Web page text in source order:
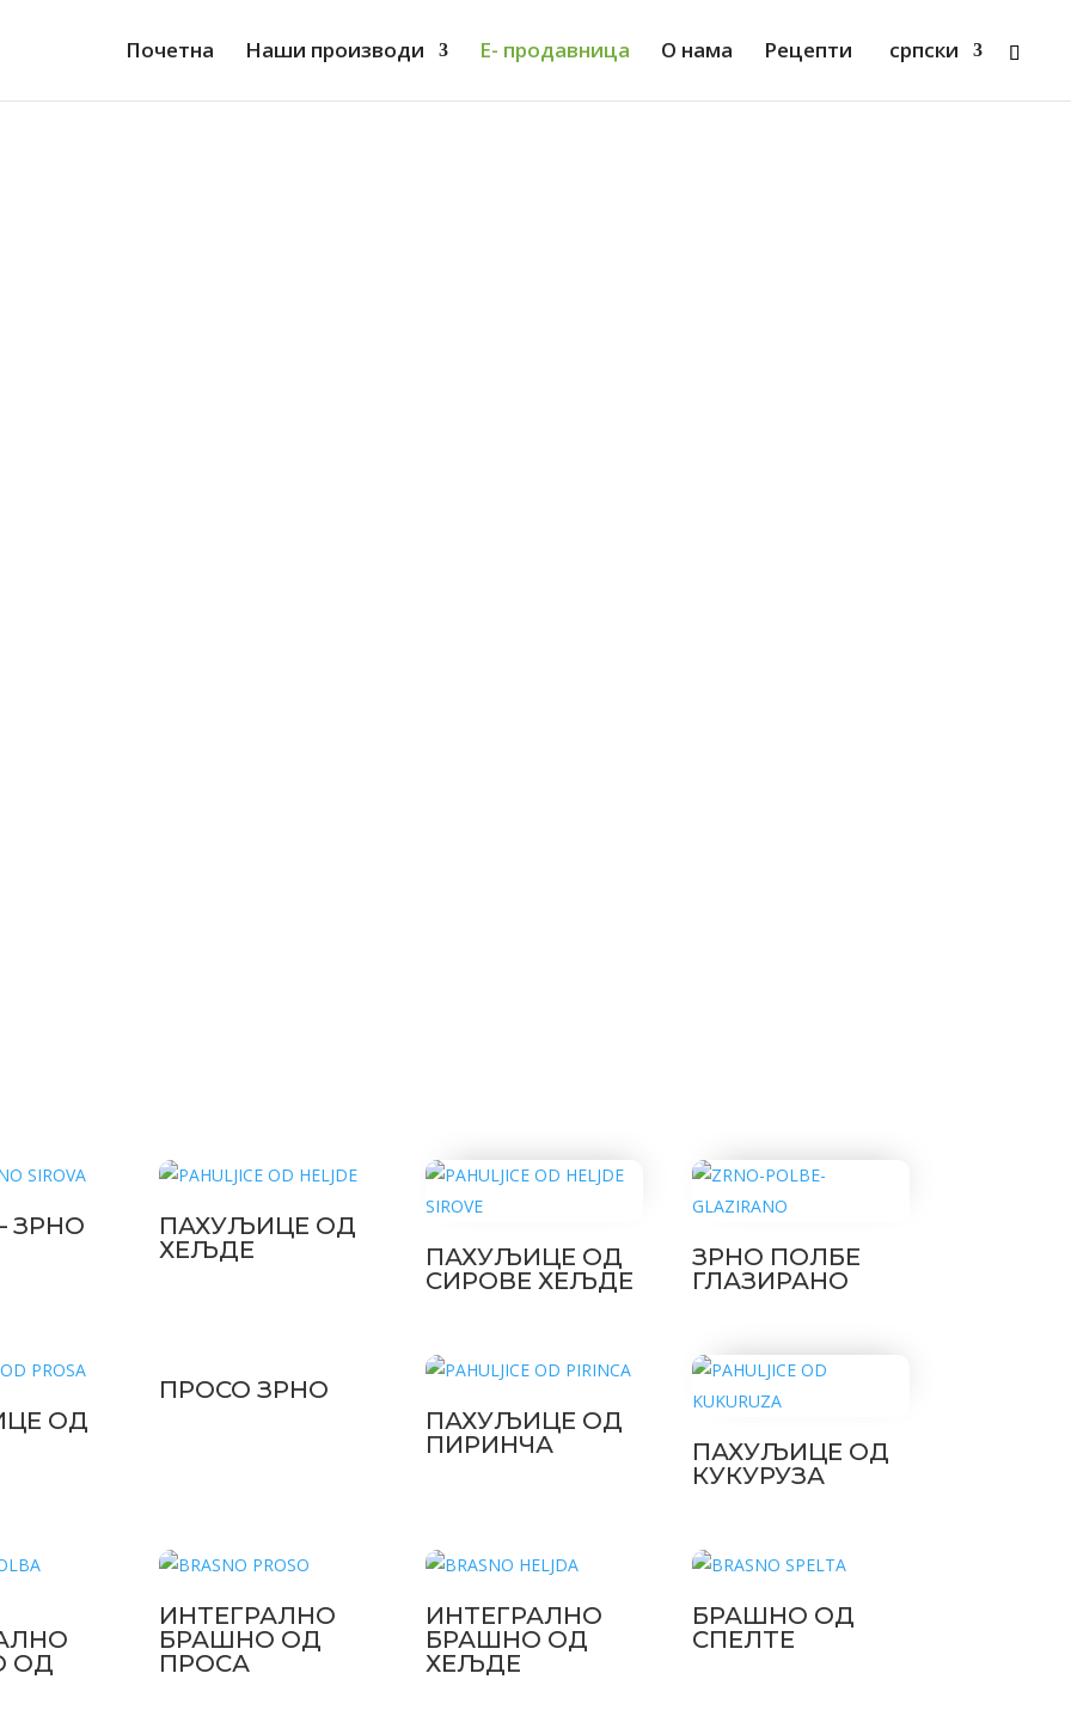
Почетна Наши производи Е- продавница О нама Рецепти српски
ЗРНО
ПАХУЉИЦЕ ОД
ХЕЉДЕ
ПАХУЉИЦЕ ОД
СИРОВЕ ХЕЉДЕ
ЗРНО ПОЛБЕ
ГЛАЗИРАНО
ОД
ПРОСО ЗРНО
ПАХУЉИЦЕ ОД
ПИРИНЧА
ПАХУЉИЦЕ ОД
КУКУРУЗА
ОД
ИНТЕГРАЛНО
БРАШНО ОД
ПРОСА
ИНТЕГРАЛНО
БРАШНО ОД
ХЕЉДЕ
БРАШНО ОД
СПЕЛТЕ